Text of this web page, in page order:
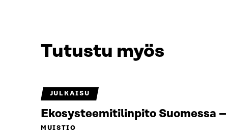
Tutustu myös
JULKAISU
Ekosysteemitilinpito Suomessa
MUISTIO